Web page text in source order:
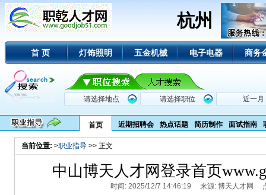
杭州
首 页 灯饰照明 五金机械 电子电器 商务
首页 近期招聘会 热点话题 简历制作 面试指南
当前位置: >职业指导>> 正文
中山博天人才网登录首页
时间: 2025/12/7 14:46:19 来源: 博天人才网